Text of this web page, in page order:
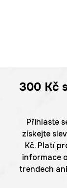
300 Kč
Přihlaste
získejte
Kč. Platí
informace
trendech